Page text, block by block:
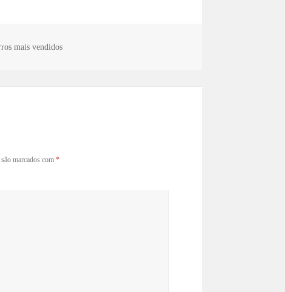
mais vendidos
marcados com *